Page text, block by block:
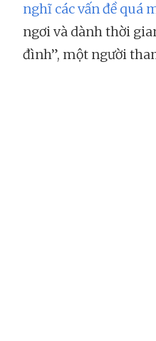
nghĩ các vấn đề quá
ngơi và dành thời
đình”, một người